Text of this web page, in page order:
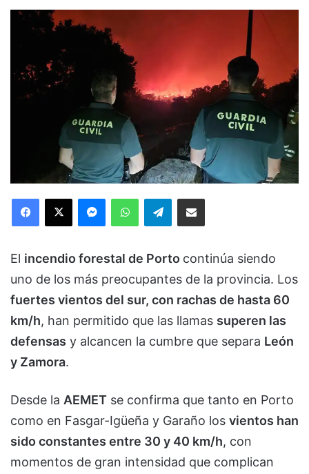
Facebook
X MessengerWhatsAppTelegramCompartir via Email
El incendio forestal de Porto continúa siendo
uno de los más preocupantes de la provincia. Los
fuertes vientos del sur, con rachas de hasta 60
km/h, han permitido que las llamas superen las
defensas y alcancen la cumbre que separa León
y Zamora.
Desde la AEMET se confirma que tanto en Porto
como en Fasgar-Igüeña y Garaño los vientos han
sido constantes entre 30 y 40 km/h, con
momentos de gran intensidad que complican